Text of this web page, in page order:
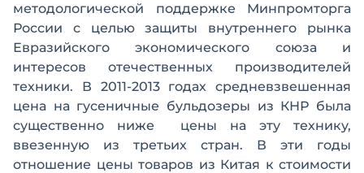
методологической поддержке Минпромторга
России с целью защиты внутреннего рынка
Евразийского экономического союза и
интересов отечественных производителей
техники. В 2011-2013 годах средневзвешенная
цена на гусеничные бульдозеры из КНР была
существенно ниже цены на эту технику,
ввезенную из третьих стран. В эти годы
отношение цены товаров из Китая к стоимости